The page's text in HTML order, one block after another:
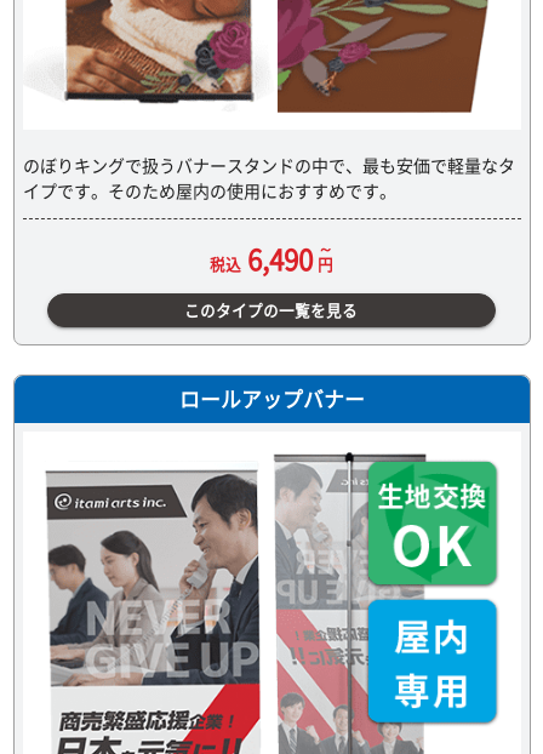
のぼりキングで扱うバナースタンドの中で、最も安価で軽量なタ
イプです。そのため屋内の使用におすすめです。
税込 6,490 円
このタイプの一覧を見る
ロールアップバナー